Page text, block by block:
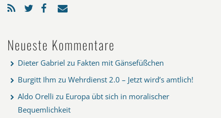
Neueste Kommentare
Dieter Gabriel zu Fakten mit Gänsefüßchen
Burgitt Ihm zu Wehrdienst 2.0 – Jetzt wird’s amtlich!
Aldo Orelli zu Europa übt sich in moralischer
Bequemlichkeit